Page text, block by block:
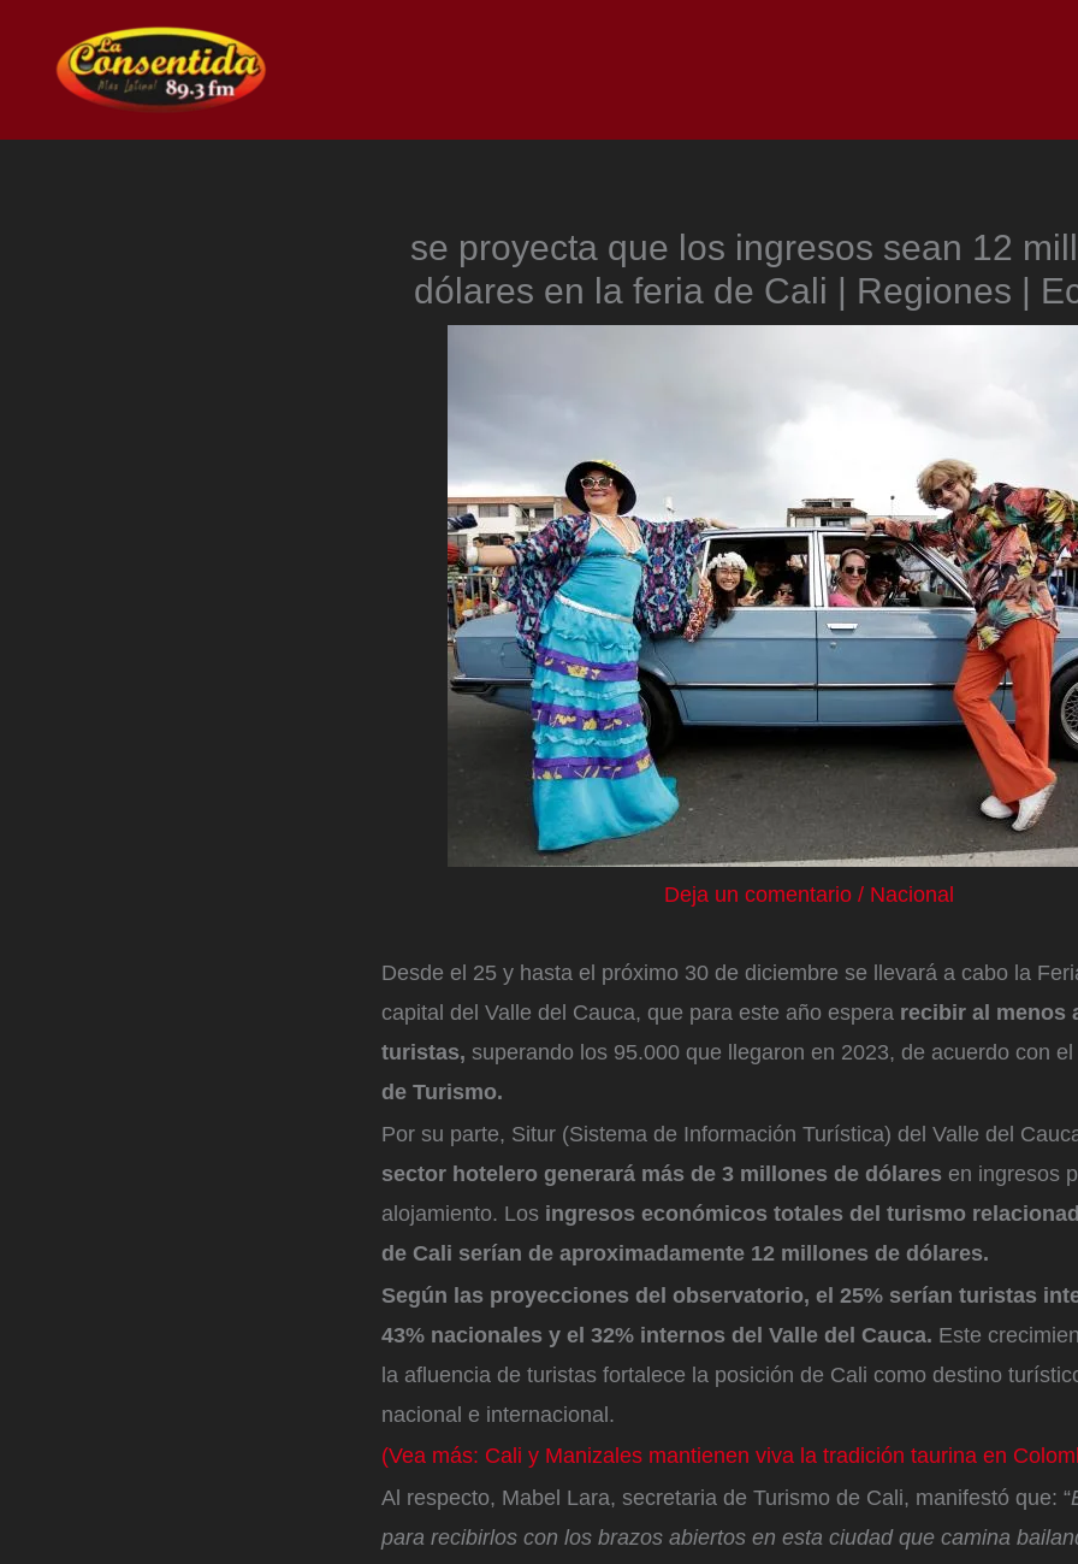
contenido
se proyecta que los ingresos sean 12
dólares en la feria de Cali | Regiones |
Deja un comentario / Nacional
Desde el 25 y hasta el próximo 30 de diciembre se llevará a cabo la
capital del Valle del Cauca, que para este año espera recibir al menos
turistas, superando los 95.000 que llegaron en 2023, de acuerdo con el
de Turismo.
Por su parte, Situr (Sistema de Información Turística) del Valle del
sector hotelero generará más de 3 millones de dólares en ingresos
alojamiento. Los ingresos económicos totales del turismo
de Cali serían de aproximadamente 12 millones de dólares.
Según las proyecciones del observatorio, el 25% serían turistas
43% nacionales y el 32% internos del Valle del Cauca. Este
la afluencia de turistas fortalece la posición de Cali como destino
nacional e internacional.
(Vea más: Cali y Manizales mantienen viva la tradición taurina en
Al respecto, Mabel Lara, secretaria de Turismo de Cali, manifestó que: “
para recibirlos con los brazos abiertos en esta ciudad que camina